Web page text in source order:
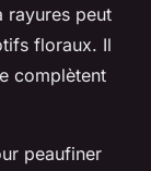
rayures peut
floraux. Il
complètent
peaufiner